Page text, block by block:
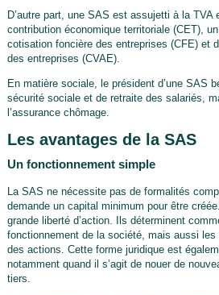
D’autre part, une SAS est assujetti à la TVA
contribution économique territoriale (CET),
cotisation foncière des entreprises (CFE) et
des entreprises (CVAE).
En matière sociale, le président d’une SAS
sécurité sociale et de retraite des salariés,
l’assurance chômage.
Les avantages de la SAS
Un fonctionnement simple
La SAS ne nécessite pas de formalités
demande un capital minimum pour être
grande liberté d’action. Ils déterminent
fonctionnement de la société, mais aussi
des actions. Cette forme juridique est
notamment quand il s’agit de nouer de
tiers.